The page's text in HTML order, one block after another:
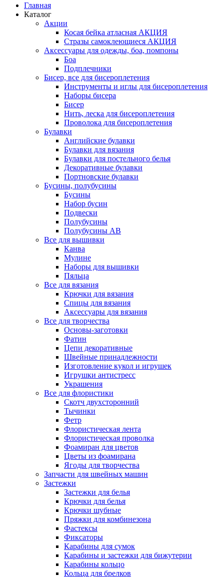
Главная
Каталог
Акции
Косая бейка атласная АКЦИЯ
Стразы самоклеющиеся АКЦИЯ
Аксессуары для одежды, боа, помпоны
Боа
Подплечники
Бисер, все для бисероплетения
Инструменты и иглы для бисероплетения
Наборы бисера
Бисер
Нить, леска для бисероплетения
Проволока для бисероплетения
Булавки
Английские булавки
Булавки для вязания
Булавки для постельного белья
Декоративные булавки
Портновские булавки
Бусины, полубусины
Бусины
Набор бусин
Подвески
Полубусины
Полубусины AB
Все для вышивки
Канва
Мулине
Наборы для вышивки
Пяльца
Все для вязания
Крючки для вязания
Спицы для вязания
Аксессуары для вязания
Все для творчества
Основы-заготовки
Фатин
Цепи декоративные
Швейные принадлежности
Изготовление кукол и игрушек
Игрушки антистресс
Украшения
Все для флористики
Скотч двухсторонний
Тычинки
Фетр
Флористическая лента
Флористическая проволка
Фоамиран для цветов
Цветы из фоамирана
Ягоды для творчества
Запчасти для швейных машин
Застежки
Застежки для белья
Крючки для белья
Крючки шубные
Пряжки для комбинезона
Фастексы
Фиксаторы
Карабины для сумок
Карабины и застежки для бижутерии
Карабины кольцо
Кольца для брелков